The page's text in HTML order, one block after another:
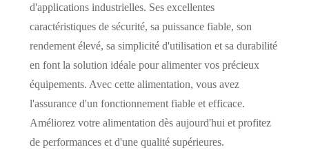
d'applications industrielles. Ses excellentes
caractéristiques de sécurité, sa puissance fiable, son
rendement élevé, sa simplicité d'utilisation et sa durabilité
en font la solution idéale pour alimenter vos précieux
équipements. Avec cette alimentation, vous avez
l'assurance d'un fonctionnement fiable et efficace.
Améliorez votre alimentation dès aujourd'hui et profitez
de performances et d'une qualité supérieures.